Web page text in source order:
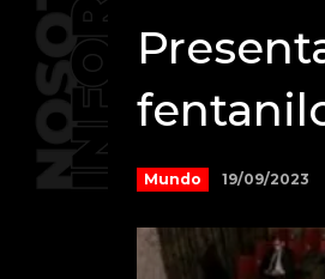
Mundo 19/09/2023